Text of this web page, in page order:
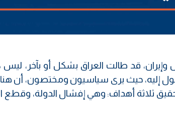
وإيران، قد طالت العراق بشكل أو بآخر،
إليه، حيث يرى سياسيون ومختصون، أن
ثلاثة أهداف: وهي إفشال الدولة، وقطع